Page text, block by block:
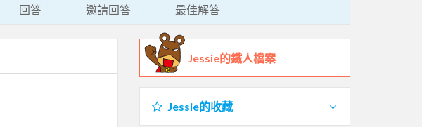
回答 邀請回答 最佳解答
Jessie的鐵人檔案
Jessie的收藏